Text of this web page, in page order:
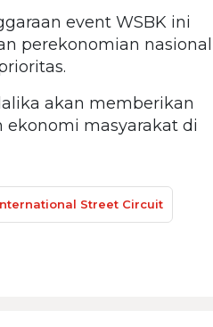
event WSBK ini
perekonomian nasional
akan memberikan
masyarakat di
Street Circuit